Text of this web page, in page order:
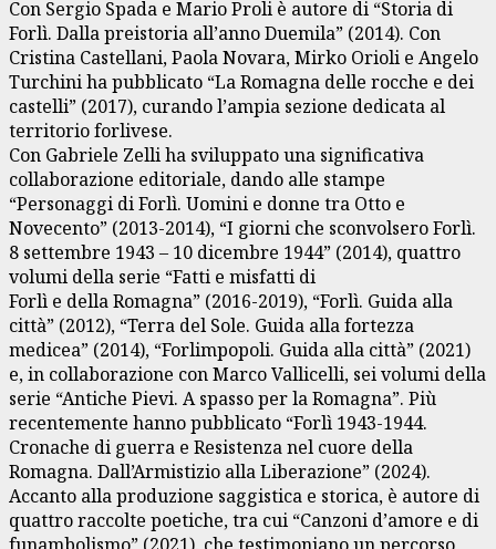
Con Sergio Spada e Mario Proli è autore di “Storia di
Forlì. Dalla preistoria all’anno Duemila” (2014). Con
Cristina Castellani, Paola Novara, Mirko Orioli e Angelo
Turchini ha pubblicato “La Romagna delle rocche e dei
castelli” (2017), curando l’ampia sezione dedicata al
territorio forlivese.
Con Gabriele Zelli ha sviluppato una significativa
collaborazione editoriale, dando alle stampe
“Personaggi di Forlì. Uomini e donne tra Otto e
Novecento” (2013-2014), “I giorni che sconvolsero Forlì.
8 settembre 1943 – 10 dicembre 1944” (2014), quattro
volumi della serie “Fatti e misfatti di
Forlì e della Romagna” (2016-2019), “Forlì. Guida alla
città” (2012), “Terra del Sole. Guida alla fortezza
medicea” (2014), “Forlimpopoli. Guida alla città” (2021)
e, in collaborazione con Marco Vallicelli, sei volumi della
serie “Antiche Pievi. A spasso per la Romagna”. Più
recentemente hanno pubblicato “Forlì 1943-1944.
Cronache di guerra e Resistenza nel cuore della
Romagna. Dall’Armistizio alla Liberazione” (2024).
Accanto alla produzione saggistica e storica, è autore di
quattro raccolte poetiche, tra cui “Canzoni d’amore e di
funambolismo” (2021), che testimoniano un percorso